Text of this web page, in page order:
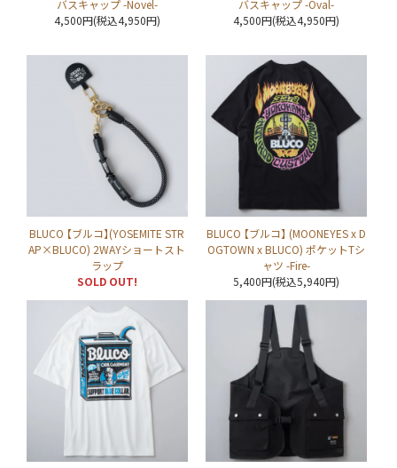
バスキャップ -Novel-
4,500円(税込4,950円)
バスキャップ -Oval-
4,500円(税込4,950円)
BLUCO 【ブルコ】(YOSEMITE STR
AP×BLUCO) 2WAYショートスト
ラップ
SOLD OUT!
BLUCO 【ブルコ】 (MOONEYES x D
OGTOWN x BLUCO) ポケットTシ
ャツ -Fire-
5,400円(税込5,940円)